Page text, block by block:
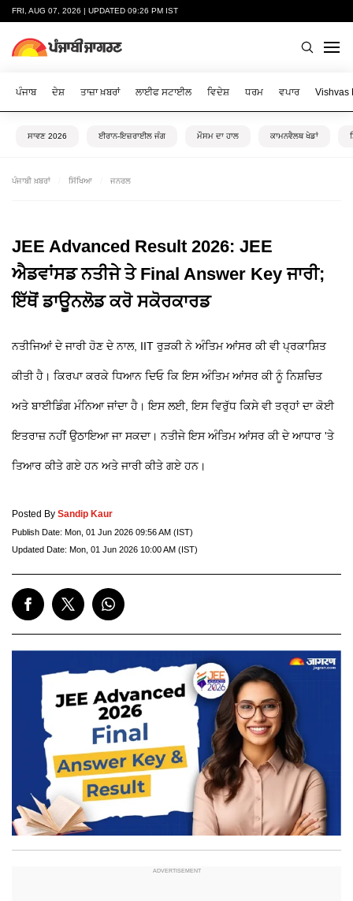
FRI, AUG 07, 2026 | UPDATED 09:26 PM IST
ਪੰਜਾਬ ਦੇਸ਼ ਤਾਜ਼ਾ ਖ਼ਬਰਾਂ ਲਾਈਫ ਸਟਾਈਲ ਵਿਦੇਸ਼ ਧਰਮ ਵਪਾਰ Vishvas
ਸਾਵਣ 2026 ਈਰਾਨ-ਇਜ਼ਰਾਈਲ ਜੰਗ ਮੌਸਮ ਦਾ ਹਾਲ ਕਾਮਨਵੈਲਥ ਖੇਡਾਂ
ਪੰਜਾਬੀ ਖ਼ਬਰਾਂ ਸਿੱਖਿਆ ਜਨਰਲ
JEE Advanced Result 2026: JEE
ਐਡਵਾਂਸਡ ਨਤੀਜੇ ਤੇ Final Answer Key ਜਾਰੀ;
ਇੱਥੋਂ ਡਾਊਨਲੋਡ ਕਰੋ ਸਕੋਰਕਾਰਡ
ਨਤੀਜਿਆਂ ਦੇ ਜਾਰੀ ਹੋਣ ਦੇ ਨਾਲ, IIT ਰੁੜਕੀ ਨੇ ਅੰਤਿਮ ਆਂਸਰ ਕੀ ਵੀ ਪ੍ਰਕਾਸ਼ਿਤ
ਕੀਤੀ ਹੈ। ਕਿਰਪਾ ਕਰਕੇ ਧਿਆਨ ਦਿਓ ਕਿ ਇਸ ਅੰਤਿਮ ਆਂਸਰ ਕੀ ਨੂੰ ਨਿਸ਼ਚਿਤ
ਅਤੇ ਬਾਈਡਿੰਗ ਮੰਨਿਆ ਜਾਂਦਾ ਹੈ। ਇਸ ਲਈ, ਇਸ ਵਿਰੁੱਧ ਕਿਸੇ ਵੀ ਤਰ੍ਹਾਂ ਦਾ ਕੋਈ
ਇਤਰਾਜ਼ ਨਹੀਂ ਉਠਾਇਆ ਜਾ ਸਕਦਾ। ਨਤੀਜੇ ਇਸ ਅੰਤਿਮ ਆਂਸਰ ਕੀ ਦੇ ਆਧਾਰ 'ਤੇ
ਤਿਆਰ ਕੀਤੇ ਗਏ ਹਨ ਅਤੇ ਜਾਰੀ ਕੀਤੇ ਗਏ ਹਨ।
Posted By Sandip Kaur
Publish Date: Mon, 01 Jun 2026 09:56 AM (IST)
Updated Date: Mon, 01 Jun 2026 10:00 AM (IST)